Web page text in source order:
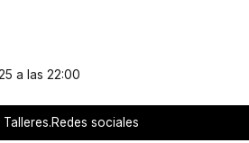
a las 22:00
sociales